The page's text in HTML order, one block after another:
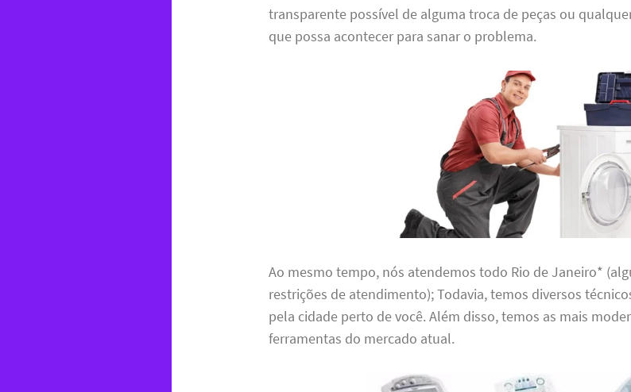
transparente possível de alguma troca de peças ou
que possa acontecer para sanar o problema.
Ao mesmo tempo, nós atendemos todo Rio de Janeiro*
restrições de atendimento); Todavia, temos diversos
pela cidade perto de você. Além disso, temos as mais
ferramentas do mercado atual.